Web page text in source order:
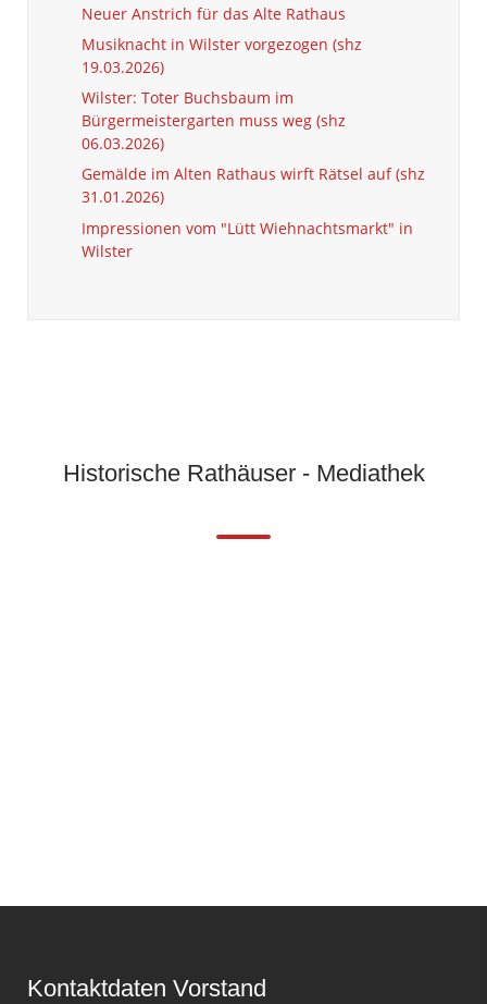
Neuer Anstrich für das Alte Rathaus
Musiknacht in Wilster vorgezogen (shz
19.03.2026)
Wilster: Toter Buchsbaum im
Bürgermeistergarten muss weg (shz
06.03.2026)
Gemälde im Alten Rathaus wirft Rätsel auf (shz
31.01.2026)
Impressionen vom "Lütt Wiehnachtsmarkt" in
Wilster
Historische Rathäuser - Mediathek
Kontaktdaten Vorstand